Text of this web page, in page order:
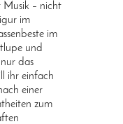
Musik – nicht
im
im
und
das
ihr einfach
einer
zum